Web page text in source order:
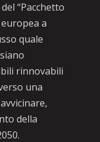
“Pacchetto
a
quale
rinnovabili
una
della